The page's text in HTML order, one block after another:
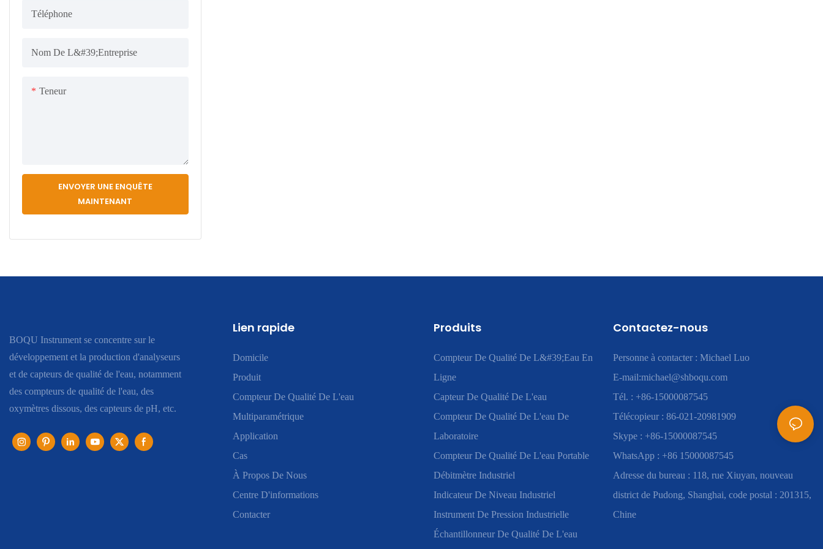
Téléphone
Nom De L&#39;entreprise
Teneur
ENVOYER UNE ENQUÊTE
MAINTENANT
BOQU Instrument se concentre sur le
développement et la production d'analyseurs
et de capteurs de qualité de l'eau, notamment
des compteurs de qualité de l'eau, des
oxymètres dissous, des capteurs de pH, etc.
Lien rapide
Domicile
Produit
Compteur De Qualité De L'eau
Multiparamétrique
Application
Cas
À Propos De Nous
Centre D'informations
Contacter
Produits
Compteur De Qualité De L&#39;eau En
Ligne
Capteur De Qualité De L'eau
Compteur De Qualité De L'eau De
Laboratoire
Compteur De Qualité De L'eau Portable
Débitmètre Industriel
Indicateur De Niveau Industriel
Instrument De Pression Industrielle
Échantillonneur De Qualité De L'eau
Contactez-nous
Personne à contacter : Michael Luo
E-mail:michael@shboqu.com
Tél. : +86-15000087545
Télécopieur : 86-021-20981909
Skype : +86-15000087545
WhatsApp : +86 15000087545
Adresse du bureau : 118, rue Xiuyan, nouveau
district de Pudong, Shanghai, code postal : 201315,
Chine